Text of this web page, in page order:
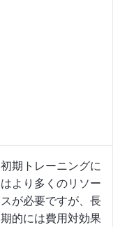
初期トレーニングに
はより多くのリソー
スが必要ですが、長
期的には費用対効果